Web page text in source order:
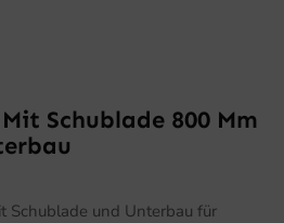
Schublade 800 Mm
Schublade und Unterbau für